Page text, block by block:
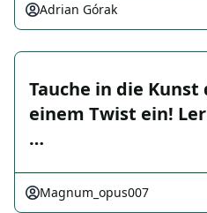
Adrian Górak
Tauche in die
einem Twist ein!
…
Magnum_opus007